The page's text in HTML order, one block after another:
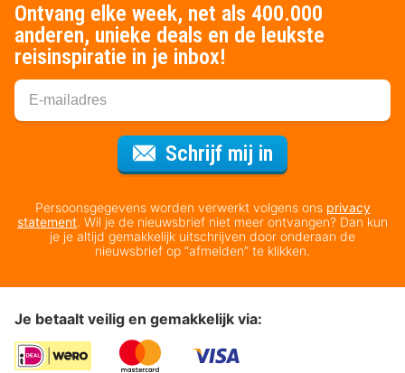
Ontvang elke week, net als 400.000
anderen, unieke deals en de leukste
reisinspiratie in je inbox!
Schrijf mij in
Persoonsgegevens worden verwerkt volgens ons privacy
statement. Wil je de nieuwsbrief niet meer ontvangen? Dan kun
je je altijd gemakkelijk uitschrijven door onderaan de
nieuwsbrief op “afmelden” te klikken.
Je betaalt veilig en gemakkelijk via: